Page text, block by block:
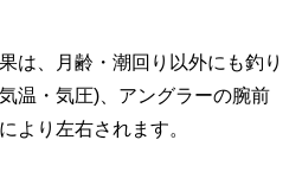
は、月齢・潮回り以外にも釣り
温・気圧)、アングラーの腕前
より左右されます。